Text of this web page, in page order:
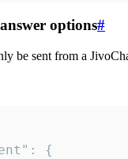
options#
be sent from a